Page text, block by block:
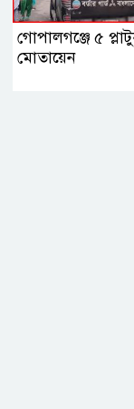
গোপালগঞ্জে ৫
মোতায়েন